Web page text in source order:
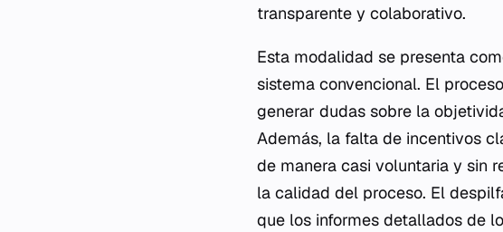
transparente y colaborativo.
Esta modalidad se presenta
sistema convencional. El
generar dudas sobre la
Además, la falta de incentivos
de manera casi voluntaria y sin
la calidad del proceso. El
que los informes detallados de